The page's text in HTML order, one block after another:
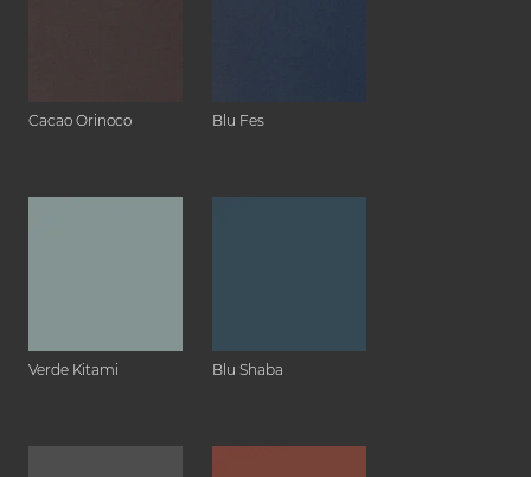
Cacao Orinoco Blu Fes
Verde Kitami Blu Shaba